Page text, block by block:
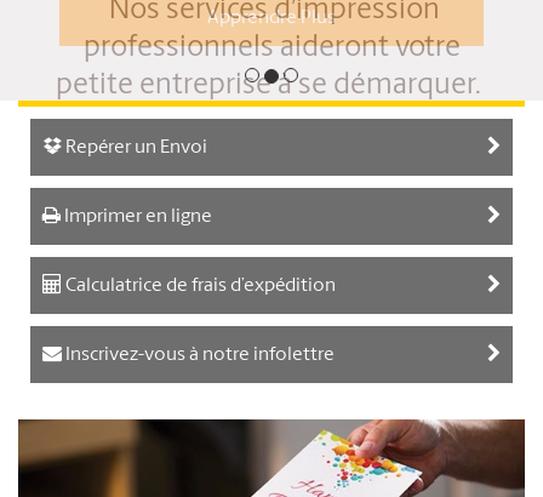
Nos services d’impression
professionnels aideront votre
petite entreprise à se démarquer.
Inscrivez-vous à notre infolettre